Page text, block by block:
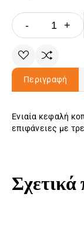
- +
Περιγραφή
Ενιαία κεφαλή
επιφάνειες με
Σχετικά